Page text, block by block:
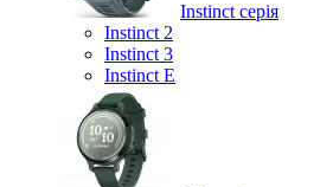
Instinct серія
Instinct 2
Instinct 3
Instinct E